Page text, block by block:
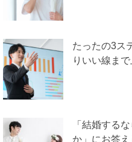
たったの3ス
りいい線まで
「結婚する
か」にお答え